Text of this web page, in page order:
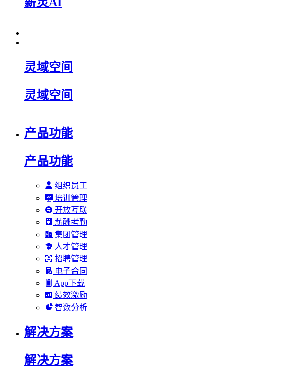
|
灵域空间
灵域空间
产品功能
产品功能
组织员工
培训管理
开放互联
薪酬考勤
集团管理
人才管理
招聘管理
电子合同
App下载
绩效激励
智数分析
解决方案
解决方案